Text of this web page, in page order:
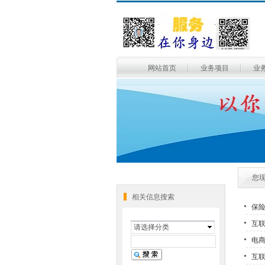
网站首页 业务项目 业
您
保
互
电
互
相关信息搜索
请选择分类